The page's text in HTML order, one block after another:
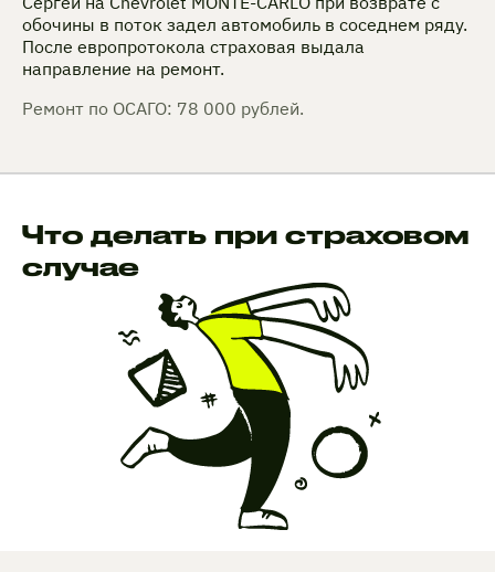
обочины в поток задел автомобиль в соседнем ряду.
После европротокола страховая выдала
направление на ремонт.
Ремонт по ОСАГО: 78 000 рублей.
Что делать при страховом
случае